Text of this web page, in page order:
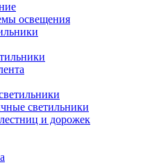
освещения
светильники
и дорожек